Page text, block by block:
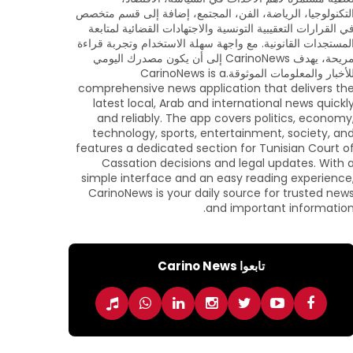
التكنولوجيا، الرياضة، الفن، المجتمع، إضافة إلى قسم متخصص
في القرارات التعقيبية التونسية والاجتهادات القضائية لمتابعة
المستجدات القانونية. مع واجهة سهلة الاستخدام وتجربة قراءة
مريحة، يهدف CarinoNews إلى أن يكون مصدرك اليومي
للأخبار والمعلومات الموثوقة.CarinoNews is a
comprehensive news application that delivers the
latest local, Arab and international news
and reliably. The app covers politics,
technology, sports, entertainment, society, and
features a dedicated section for Tunisian Court of
Cassation decisions and legal updates. With a
simple interface and an easy reading
CarinoNews is your daily source for trusted news
and important information.
تابعوا Carino News